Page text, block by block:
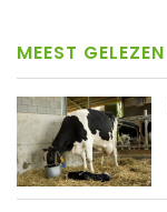
MEEST GELEZEN